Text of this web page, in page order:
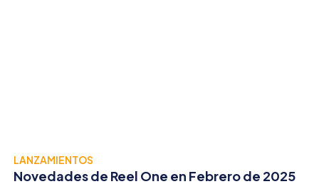
LANZAMIENTOS
Novedades de Reel One en Febrero de 2025